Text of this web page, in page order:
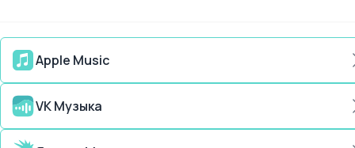
Apple Music
VK Музыка